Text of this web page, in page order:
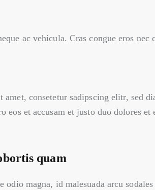
ac vehicula. Cras congue eros
consetetur sadipscing elitr, sed
eos et accusam et justo duo dolores
quam
odio magna, id malesuada arcu